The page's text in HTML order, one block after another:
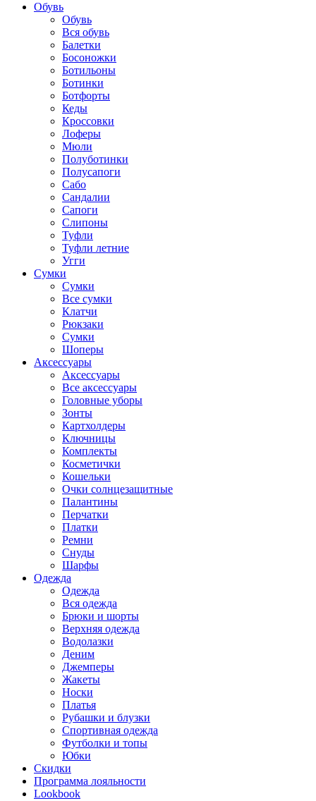
Обувь
Обувь
Вся обувь
Балетки
Босоножки
Ботильоны
Ботинки
Ботфорты
Кеды
Кроссовки
Лоферы
Мюли
Полуботинки
Полусапоги
Сабо
Сандалии
Сапоги
Слипоны
Туфли
Туфли летние
Угги
Сумки
Сумки
Все сумки
Клатчи
Рюкзаки
Сумки
Шоперы
Аксессуары
Аксессуары
Все аксессуары
Головные уборы
Зонты
Картхолдеры
Ключницы
Комплекты
Косметички
Кошельки
Очки солнцезащитные
Палантины
Перчатки
Платки
Ремни
Снуды
Шарфы
Одежда
Одежда
Вся одежда
Брюки и шорты
Верхняя одежда
Водолазки
Деним
Джемперы
Жакеты
Носки
Платья
Рубашки и блузки
Спортивная одежда
Футболки и топы
Юбки
Скидки
Программа лояльности
Lookbook